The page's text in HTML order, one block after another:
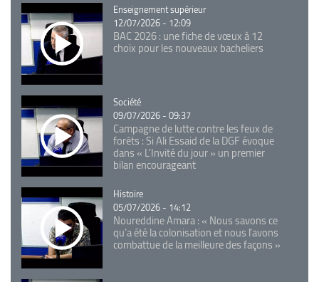
Catégorie
Enseignement supérieur
12/07/2026 - 12:09
BAC 2026 : une fiche de vœux à 12
choix pour les nouveaux bacheliers
Catégorie
Société
09/07/2026 - 09:37
Campagne de lutte contre les feux de
forêts : Si Ali Essaid de la DGF évoque
dans « L'Invité du jour » un premier
bilan encourageant
Catégorie
Histoire
05/07/2026 - 14:12
Noureddine Amara : « Nous savons ce
qu’a été la colonisation et nous l’avons
combattue de la meilleure des façons »